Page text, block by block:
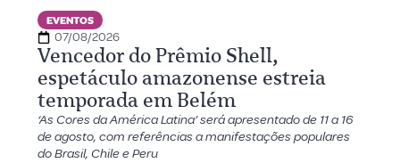
EVENTOS
07/08/2026
Vencedor do Prêmio Shell,
espetáculo amazonense estreia
temporada em Belém
‘As Cores da América Latina’ será apresentado de 11 a 16
de agosto, com referências a manifestações populares
do Brasil, Chile e Peru